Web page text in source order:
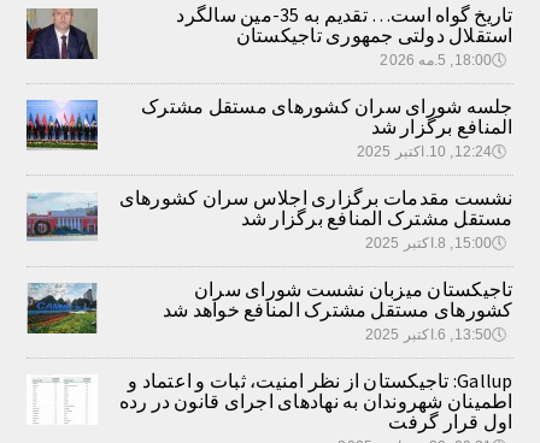
تاریخ گواه است… تقدیم به 35-مین سالگرد
استقلال دولتی جمهوری تاجیکستان
🕔18:00, 5.مه 2026
جلسه شورای سران کشورهای مستقل مشترک
المنافع برگزار شد
🕔12:24, 10.اکتبر 2025
نشست مقدمات برگزاری اجلاس سران کشورهای
مستقل مشترک المنافع برگزار شد
🕔15:00, 8.اکتبر 2025
تاجیکستان میزبان نشست شورای سران
کشورهای مستقل مشترک المنافع خواهد شد
🕔13:50, 6.اکتبر 2025
Gallup: تاجیکستان از نظر امنیت، ثبات و اعتماد و
اطمینان شهروندان به نهادهای اجرای قانون در رده
اول قرار گرفت